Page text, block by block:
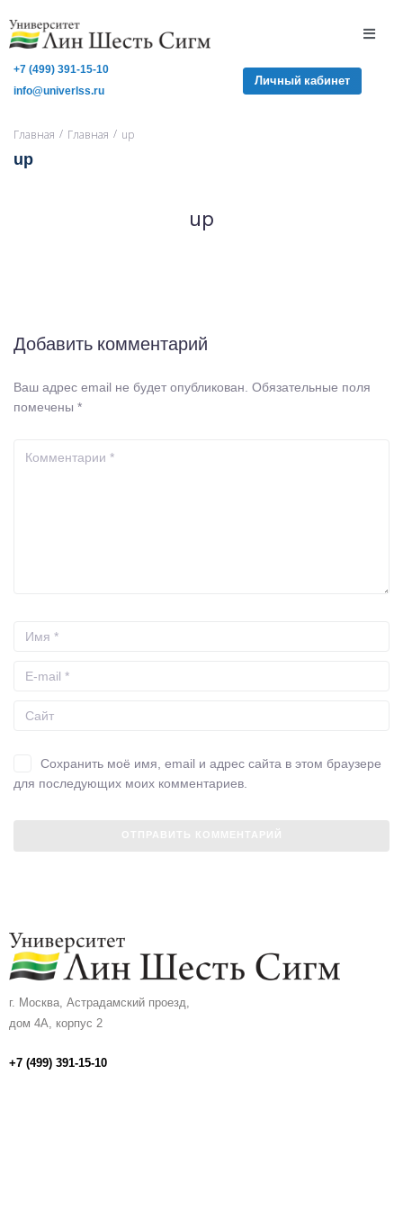
+7 (499) 391-15-10
info@univerlss.ru
Личный кабинет
up
Главная / Главная / up
up
Добавить комментарий
Ваш адрес email не будет опубликован. Обязательные поля
помечены *
Сохранить моё имя, email и адрес сайта в этом браузере
для последующих моих комментариев.
г. Москва, Астрадамский проезд,
дом 4А, корпус 2
+7 (499) 391-15-10